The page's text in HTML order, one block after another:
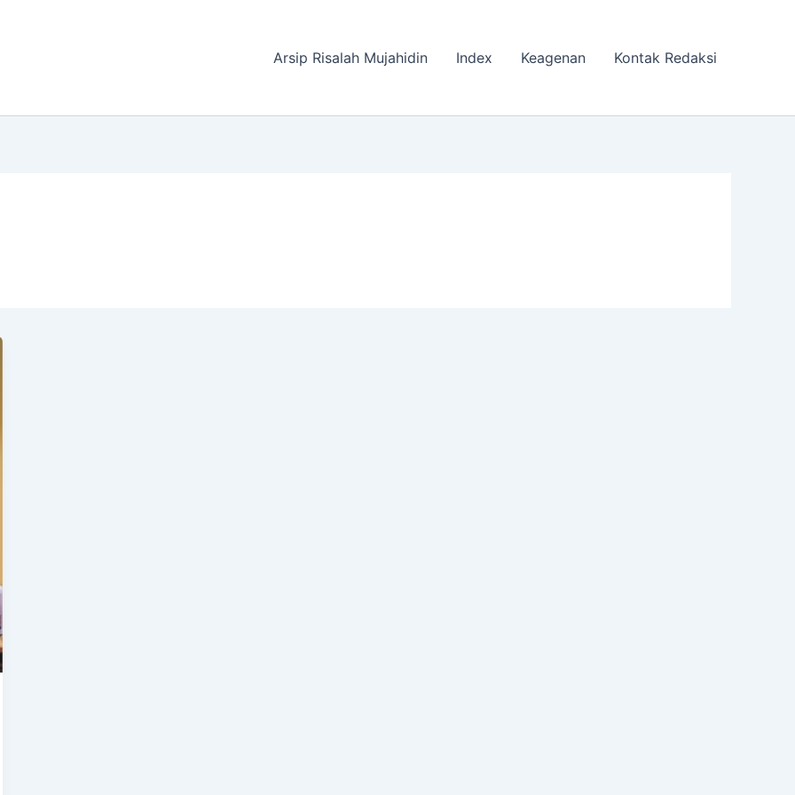
Arsip Risalah Mujahidin Index Keagenan Kontak Redaksi